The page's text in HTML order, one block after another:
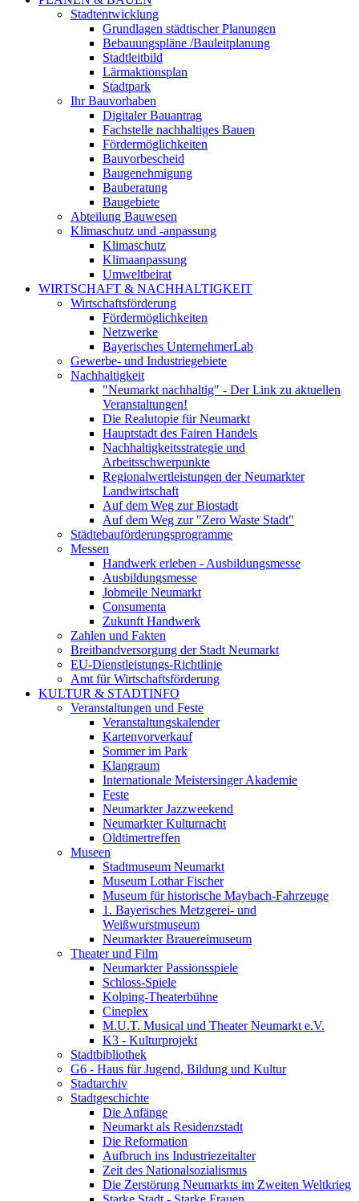
Stadtentwicklung
Grundlagen städtischer Planungen
Bebauungspläne /Bauleitplanung
Stadtleitbild
Lärmaktionsplan
Stadtpark
Ihr Bauvorhaben
Digitaler Bauantrag
Fachstelle nachhaltiges Bauen
Fördermöglichkeiten
Bauvorbescheid
Baugenehmigung
Bauberatung
Baugebiete
Abteilung Bauwesen
Klimaschutz und -anpassung
Klimaschutz
Klimaanpassung
Umweltbeirat
WIRTSCHAFT & NACHHALTIGKEIT
Wirtschaftsförderung
Fördermöglichkeiten
Netzwerke
Bayerisches UnternehmerLab
Gewerbe- und Industriegebiete
Nachhaltigkeit
"Neumarkt nachhaltig" - Der Link zu aktuellen
Veranstaltungen!
Die Realutopie für Neumarkt
Hauptstadt des Fairen Handels
Nachhaltigkeitsstrategie und
Arbeitsschwerpunkte
Regionalwertleistungen der Neumarkter
Landwirtschaft
Auf dem Weg zur Biostadt
Auf dem Weg zur "Zero Waste Stadt"
Städtebauförderungsprogramme
Messen
Handwerk erleben - Ausbildungsmesse
Ausbildungsmesse
Jobmeile Neumarkt
Consumenta
Zukunft Handwerk
Zahlen und Fakten
Breitbandversorgung der Stadt Neumarkt
EU-Dienstleistungs-Richtlinie
Amt für Wirtschaftsförderung
KULTUR & STADTINFO
Veranstaltungen und Feste
Veranstaltungskalender
Kartenvorverkauf
Sommer im Park
Klangraum
Internationale Meistersinger Akademie
Feste
Neumarkter Jazzweekend
Neumarkter Kulturnacht
Oldtimertreffen
Museen
Stadtmuseum Neumarkt
Museum Lothar Fischer
Museum für historische Maybach-Fahrzeuge
1. Bayerisches Metzgerei- und
Weißwurstmuseum
Neumarkter Brauereimuseum
Theater und Film
Neumarkter Passionsspiele
Schloss-Spiele
Kolping-Theaterbühne
Cineplex
M.U.T. Musical und Theater Neumarkt e.V.
K3 - Kulturprojekt
Stadtbibliothek
G6 - Haus für Jugend, Bildung und Kultur
Stadtarchiv
Stadtgeschichte
Die Anfänge
Neumarkt als Residenzstadt
Die Reformation
Aufbruch ins Industriezeitalter
Zeit des Nationalsozialismus
Die Zerstörung Neumarkts im Zweiten Weltkrieg